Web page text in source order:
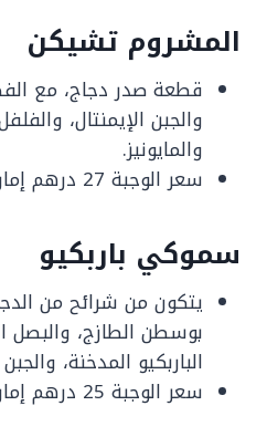
المشروم تشيكن
قطعة صدر دجاج، مع
والجبن الإيمنتال،
والمايونيز.
سعر الوجبة 27 درهم إماراتي.
سموكي باربكيو
يتكون من شرائح من
بوسطن الطازج،
الباربكيو المدخنة،
سعر الوجبة 25 درهم إماراتي.